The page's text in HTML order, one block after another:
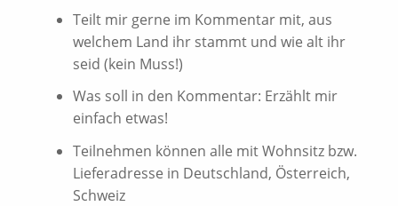
Teilt mir gerne im Kommentar mit, aus
welchem Land ihr stammt und wie alt ihr
seid (kein Muss!)
Was soll in den Kommentar: Erzählt mir
einfach etwas!
Teilnehmen können alle mit Wohnsitz bzw.
Lieferadresse in Deutschland, Österreich,
Schweiz